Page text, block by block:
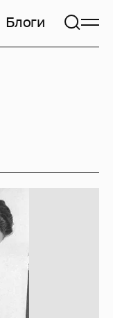
Блоги